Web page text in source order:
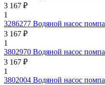
3 167 ₽
1
3286277 Водяной насос помпа
3 167 ₽
1
3802970 Водяной насос помпа
3 167 ₽
1
3802004 Водяной насос помпа